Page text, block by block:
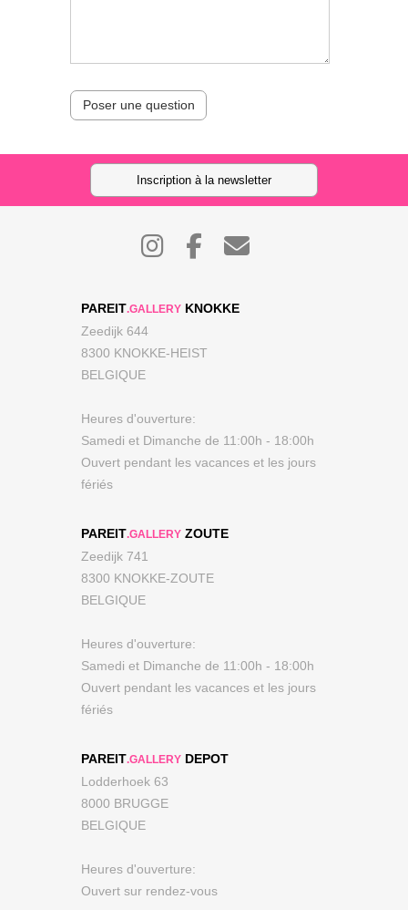
Poser une question
Inscription à la newsletter
PAREIT.GALLERY KNOKKE
Zeedijk 644
8300 KNOKKE-HEIST
BELGIQUE
Heures d'ouverture:
Samedi et Dimanche de 11:00h - 18:00h
Ouvert pendant les vacances et les jours
fériés
PAREIT.GALLERY ZOUTE
Zeedijk 741
8300 KNOKKE-ZOUTE
BELGIQUE
Heures d'ouverture:
Samedi et Dimanche de 11:00h - 18:00h
Ouvert pendant les vacances et les jours
fériés
PAREIT.GALLERY DEPOT
Lodderhoek 63
8000 BRUGGE
BELGIQUE
Heures d'ouverture:
Ouvert sur rendez-vous